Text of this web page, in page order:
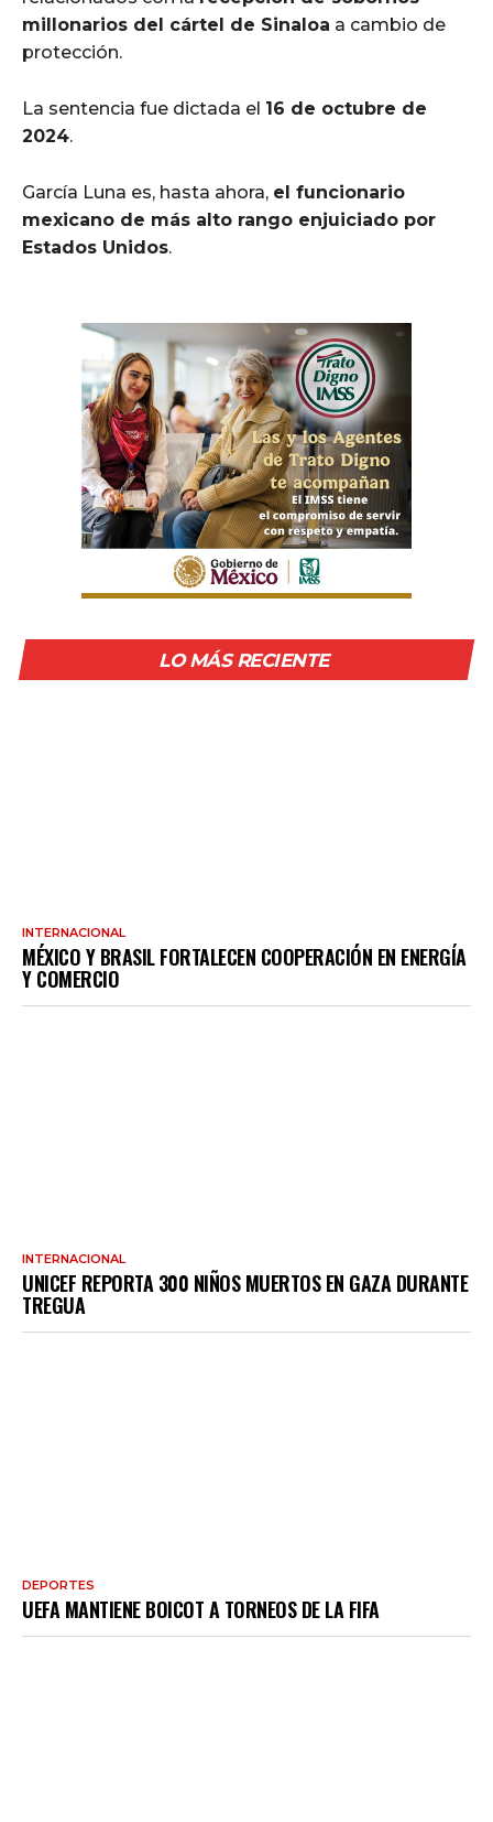
millonarios del cártel de Sinaloa a cambio de
protección.
La sentencia fue dictada el 16 de octubre de
2024.
García Luna es, hasta ahora, el funcionario
mexicano de más alto rango enjuiciado por
Estados Unidos.
LO MÁS RECIENTE
INTERNACIONAL
MÉXICO Y BRASIL FORTALECEN COOPERACIÓN EN ENERGÍA
Y COMERCIO
INTERNACIONAL
UNICEF REPORTA 300 NIÑOS MUERTOS EN GAZA DURANTE
TREGUA
DEPORTES
UEFA MANTIENE BOICOT A TORNEOS DE LA FIFA